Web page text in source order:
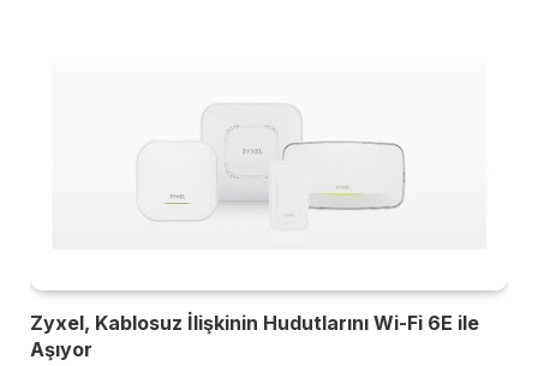
Zyxel, Kablosuz İlişkinin Hudutlarını Wi-Fi 6E ile
Aşıyor